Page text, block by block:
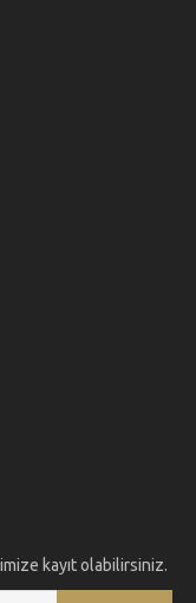
kayıt olabilirsiniz.